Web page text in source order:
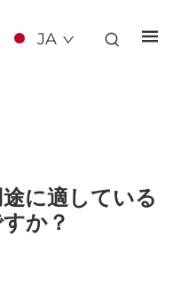
JA
に適している
か？